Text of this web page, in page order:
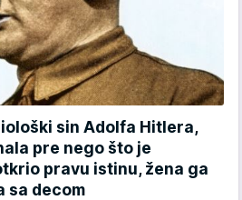
sin Adolfa Hitlera,
pre nego što je
pravu istinu, žena ga
sa decom